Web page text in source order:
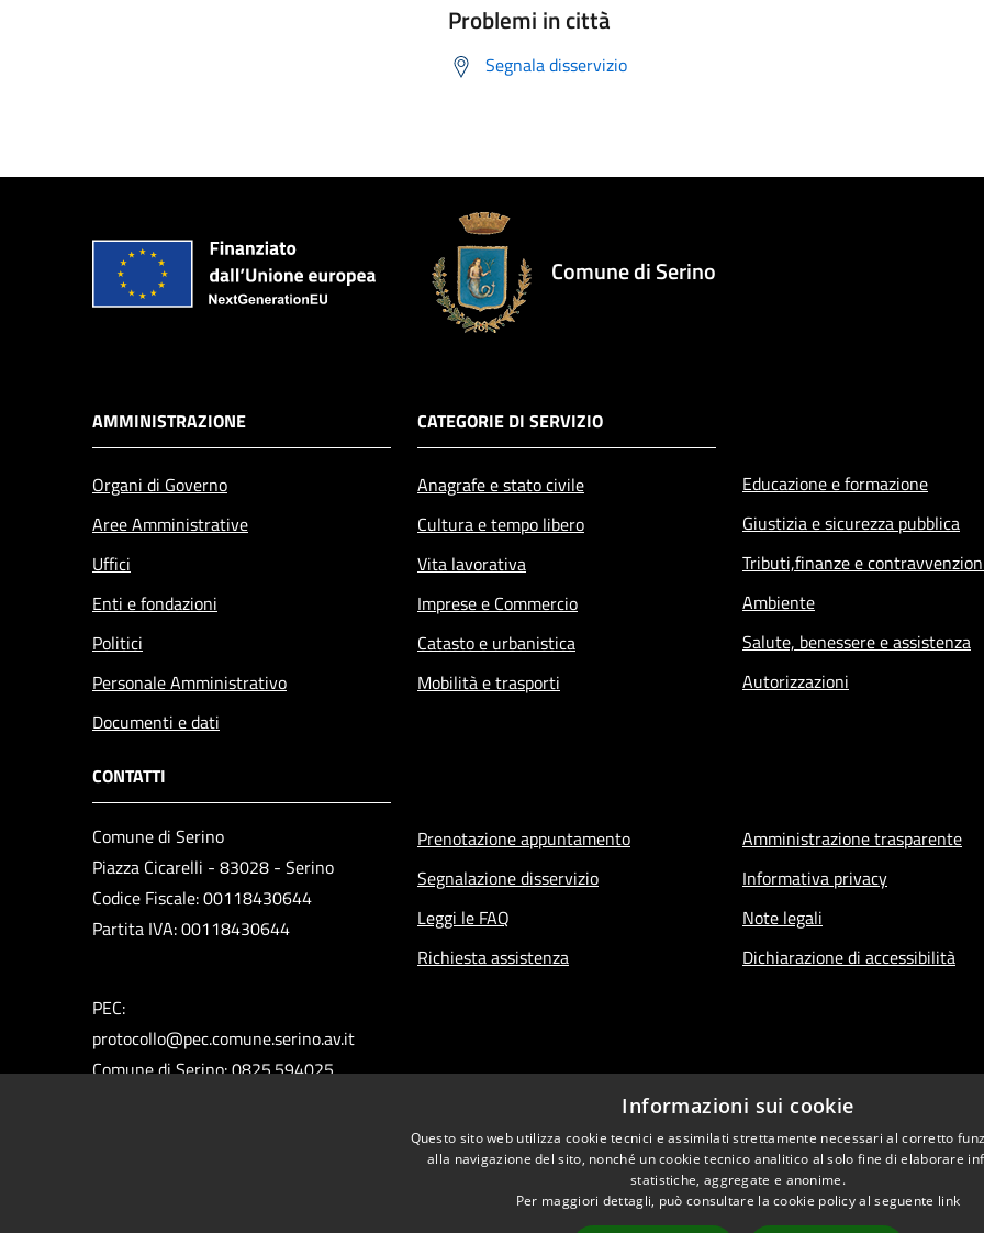
Problemi in città
Segnala disservizio
Comune di Serino
AMMINISTRAZIONE
Organi di Governo
Aree Amministrative
Uffici
Enti e fondazioni
Politici
Personale Amministrativo
Documenti e dati
CATEGORIE DI SERVIZIO
Anagrafe e stato civile
Cultura e tempo libero
Vita lavorativa
Imprese e Commercio
Catasto e urbanistica
Mobilità e trasporti
Educazione e formazione
Giustizia e sicurezza pubblica
Tributi,finanze e
Ambiente
Salute, benessere e assistenza
Autorizzazioni
CONTATTI
Comune di Serino
Piazza Cicarelli - 83028 - Serino
Codice Fiscale: 00118430644
Partita IVA: 00118430644
PEC:
protocollo@pec.comune.serino.av.it
Comune di Serino: 0825.594025
Prenotazione appuntamento
Segnalazione disservizio
Leggi le FAQ
Richiesta assistenza
Amministrazione trasparente
Informativa privacy
Note legali
Dichiarazione di accessibilità
Informazioni sui cookie
Questo sito web utilizza cookie tecnici e assimilati strettamente necessari al corretto
alla navigazione del sito, nonché un cookie tecnico analitico al solo fine di elaborare
statistiche, aggregate e anonime.
Per maggiori dettagli, può consultare la cookie policy al seguente link